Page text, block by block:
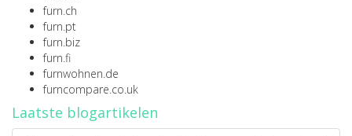
furn.ch
furn.pt
furn.biz
furn.fi
furnwohnen.de
furncompare.co.uk
Laatste blogartikelen